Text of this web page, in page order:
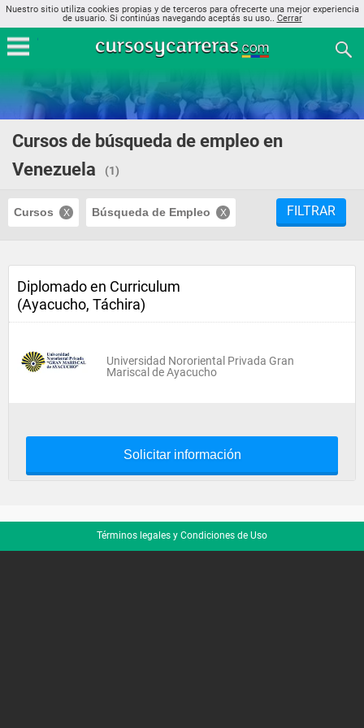
Nuestro sitio utiliza cookies propias y de terceros para ofrecerte una mejor experiencia
de usuario. Si continúas navegando aceptás su uso.. Cerrar
Cursos de búsqueda de empleo en
Venezuela
(1)
Cursos Búsqueda de Empleo FILTRAR
Diplomado en Curriculum
(Ayacucho, Táchira)
Universidad Nororiental Privada Gran
Mariscal de Ayacucho
Solicitar información
Términos legales y Condiciones de Uso